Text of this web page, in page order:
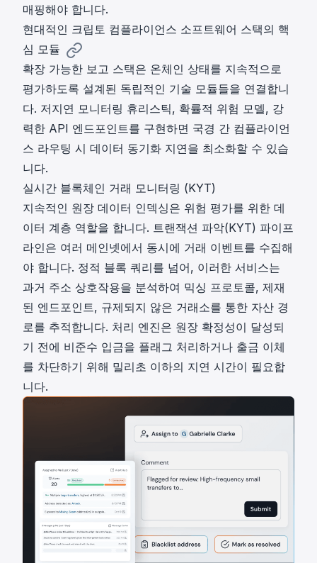
매핑해야 합니다.
현대적인 크립토 컴플라이언스 소프트웨어 스택의 핵
심 모듈
확장 가능한 보고 스택은 온체인 상태를 지속적으로
평가하도록 설계된 독립적인 기술 모듈들을 연결합니
다. 저지연 모니터링 휴리스틱, 확률적 위험 모델, 강
력한 API 엔드포인트를 구현하면 국경 간 컴플라이언
스 라우팅 시 데이터 동기화 지연을 최소화할 수 있습
니다.
실시간 블록체인 거래 모니터링 (KYT)
지속적인 원장 데이터 인덱싱은 위험 평가를 위한 데
이터 계층 역할을 합니다. 트랜잭션 파악(KYT) 파이프
라인은 여러 메인넷에서 동시에 거래 이벤트를 수집해
야 합니다. 정적 블록 쿼리를 넘어, 이러한 서비스는
과거 주소 상호작용을 분석하여 믹싱 프로토콜, 제재
된 엔드포인트, 규제되지 않은 거래소를 통한 자산 경
로를 추적합니다. 처리 엔진은 원장 확정성이 달성되
기 전에 비준수 입금을 플래그 처리하거나 출금 이체
를 차단하기 위해 밀리초 이하의 지연 시간이 필요합
니다.